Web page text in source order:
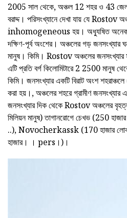
2005 সাল থেকে, অঞ্চল 12 শহর ও 43
বরাদ্দ। পরিসংখ্যানে দেখা যায় যে Rostov
inhomogeneous হয়। অধ্যুষিত অনেক
দক্ষিণ-পূর্ব অংশের। অঞ্চলের গড় জনসংখ্যার
মানুষ। কিমি। Rostov অঞ্চলের জনসংখ্যার
এটি প্রতি বর্গ কিলোমিটারে 2 2500 মানুষ
কিমি। জনসংখ্যার একটি বিরাট অংশ
করা হয়।, অঞ্চলের শহরে গ্রামীণ জনসংখ্যার
জনসংখ্যার দিক থেকে Rostov অঞ্চলের
মিলিয়ন মানুষ) তাগানরোগে চেখভ (250
..), Novocherkassk (170 হাজার
হাজার। । pers।)।